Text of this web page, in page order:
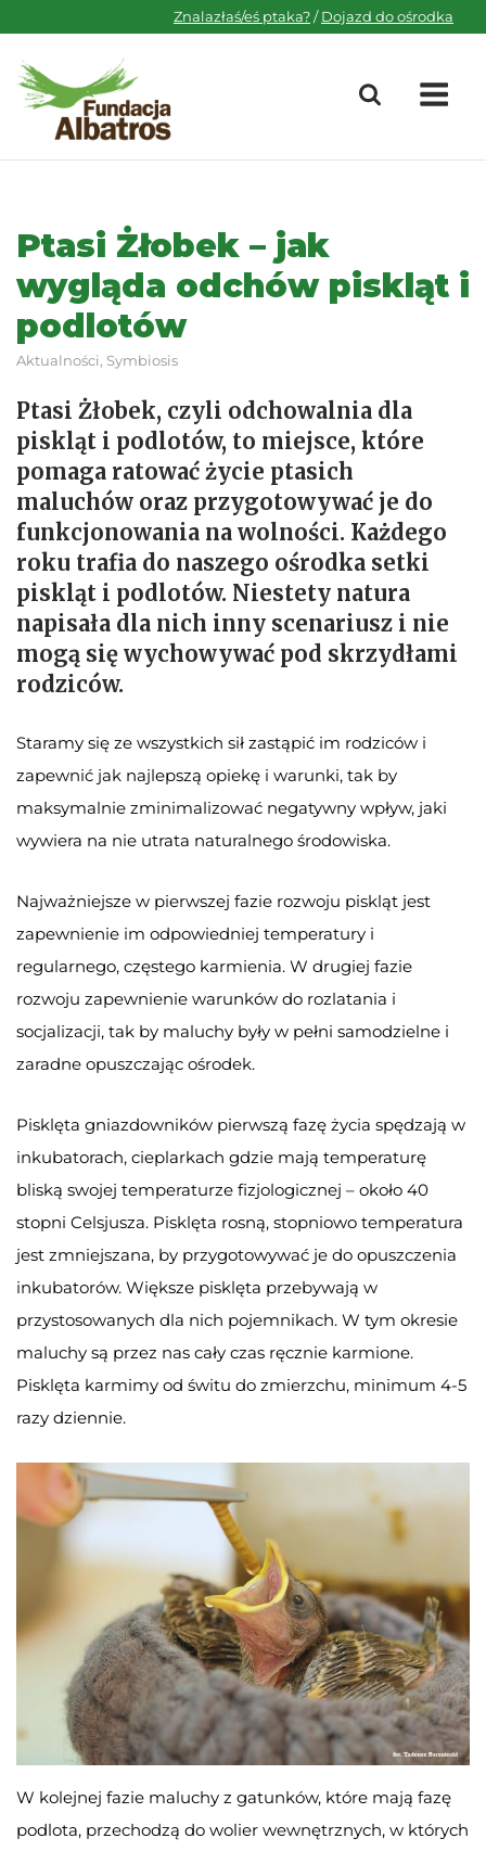
to
content
Znalazłaś/eś ptaka?/Dojazd do ośrodka
Ptasi Żłobek – jak
wygląda odchów piskląt i
podlotów
Aktualności, Symbiosis
Ptasi Żłobek, czyli odchowalnia dla
piskląt i podlotów, to miejsce, które
pomaga ratować życie ptasich
maluchów oraz przygotowywać je do
funkcjonowania na wolności. Każdego
roku trafia do naszego ośrodka setki
piskląt i podlotów. Niestety natura
napisała dla nich inny scenariusz i nie
mogą się wychowywać pod skrzydłami
rodziców.
Staramy się ze wszystkich sił zastąpić im rodziców i
zapewnić jak najlepszą opiekę i warunki, tak by
maksymalnie zminimalizować negatywny wpływ, jaki
wywiera na nie utrata naturalnego środowiska.
Najważniejsze w pierwszej fazie rozwoju piskląt jest
zapewnienie im odpowiedniej temperatury i
regularnego, częstego karmienia. W drugiej fazie
rozwoju zapewnienie warunków do rozlatania i
socjalizacji, tak by maluchy były w pełni samodzielne i
zaradne opuszczając ośrodek.
Pisklęta gniazdowników pierwszą fazę życia spędzają w
inkubatorach, cieplarkach gdzie mają temperaturę
bliską swojej temperaturze fizjologicznej – około 40
stopni Celsjusza. Pisklęta rosną, stopniowo temperatura
jest zmniejszana, by przygotowywać je do opuszczenia
inkubatorów. Większe pisklęta przebywają w
przystosowanych dla nich pojemnikach. W tym okresie
maluchy są przez nas cały czas ręcznie karmione.
Pisklęta karmimy od świtu do zmierzchu, minimum 4-5
razy dziennie.
W kolejnej fazie maluchy z gatunków, które mają fazę
podlota, przechodzą do wolier wewnętrznych, w których